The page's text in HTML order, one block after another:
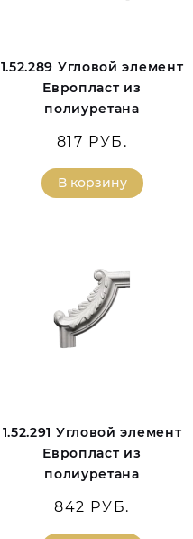
1.52.289 Угловой элемент
Европласт из
полиуретана
817 РУБ.
В корзину
1.52.291 Угловой элемент
Европласт из
полиуретана
842 РУБ.